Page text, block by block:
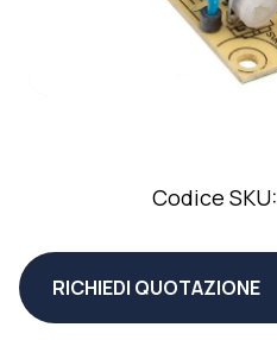
Codice SKU:
RICHIEDI QUOTAZIONE